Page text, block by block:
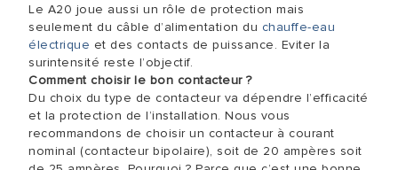
Le A20 joue aussi un rôle de protection mais
seulement du câble d’alimentation du chauffe-eau
électrique et des contacts de puissance. Eviter la
surintensité reste l’objectif.
Comment choisir le bon contacteur ?
Du choix du type de contacteur va dépendre l’efficacité
et la protection de l’installation. Nous vous
recommandons de choisir un contacteur à courant
nominal (contacteur bipolaire), soit de 20 ampères soit